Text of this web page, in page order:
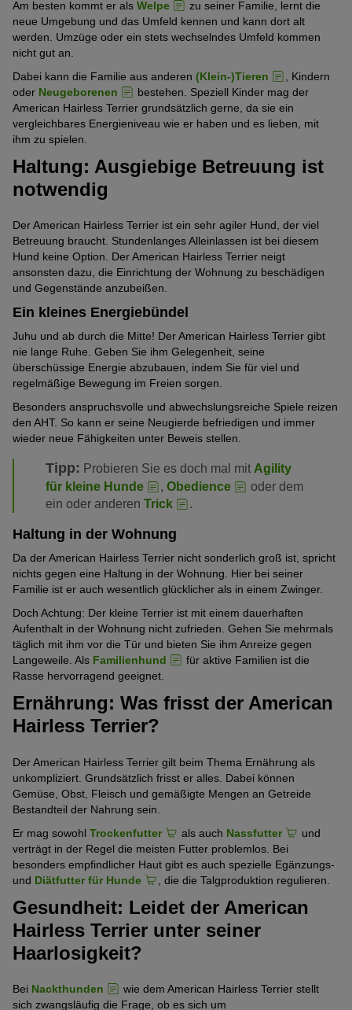
Am besten kommt er als Welpe
zu seiner Familie, lernt die
neue Umgebung und das Umfeld kennen und kann dort alt
werden. Umzüge oder ein stets wechselndes Umfeld kommen
nicht gut an.
Dabei kann die Familie aus anderen (Klein-)Tieren
, Kindern
oder Neugeborenen
bestehen. Speziell Kinder mag der
American Hairless Terrier grundsätzlich gerne, da sie ein
vergleichbares Energieniveau wie er haben und es lieben, mit
ihm zu spielen.
Haltung: Ausgiebige Betreuung ist
notwendig
Der American Hairless Terrier ist ein sehr agiler Hund, der viel
Betreuung braucht. Stundenlanges Alleinlassen ist bei diesem
Hund keine Option. Der American Hairless Terrier neigt
ansonsten dazu, die Einrichtung der Wohnung zu beschädigen
und Gegenstände anzubeißen.
Ein kleines Energiebündel
Juhu und ab durch die Mitte! Der American Hairless Terrier gibt
nie lange Ruhe. Geben Sie ihm Gelegenheit, seine
überschüssige Energie abzubauen, indem Sie für viel und
regelmäßige Bewegung im Freien sorgen.
Besonders anspruchsvolle und abwechslungsreiche Spiele reizen
den AHT. So kann er seine Neugierde befriedigen und immer
wieder neue Fähigkeiten unter Beweis stellen.
Tipp: Probieren Sie es doch mal mit Agility
für kleine Hunde
, Obedience
oder dem
ein oder anderen Trick .
Haltung in der Wohnung
Da der American Hairless Terrier nicht sonderlich groß ist, spricht
nichts gegen eine Haltung in der Wohnung. Hier bei seiner
Familie ist er auch wesentlich glücklicher als in einem Zwinger.
Doch Achtung: Der kleine Terrier ist mit einem dauerhaften
Aufenthalt in der Wohnung nicht zufrieden. Gehen Sie mehrmals
täglich mit ihm vor die Tür und bieten Sie ihm Anreize gegen
Langeweile. Als Familienhund
für aktive Familien ist die
Rasse hervorragend geeignet.
Ernährung: Was frisst der American
Hairless Terrier?
Der American Hairless Terrier gilt beim Thema Ernährung als
unkompliziert. Grundsätzlich frisst er alles. Dabei können
Gemüse, Obst, Fleisch und gemäßigte Mengen an Getreide
Bestandteil der Nahrung sein.
Er mag sowohl Trockenfutter als auch Nassfutter
und
verträgt in der Regel die meisten Futter problemlos. Bei
besonders empfindlicher Haut gibt es auch spezielle Egänzungs-
und Diätfutter für Hunde , die die Talgproduktion regulieren.
Gesundheit: Leidet der American
Hairless Terrier unter seiner
Haarlosigkeit?
Bei Nackthunden
wie dem American Hairless Terrier stellt
sich zwangsläufig die Frage, ob es sich um